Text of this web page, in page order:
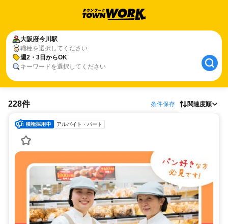
大阪府今川駅
職種を選択してください
週2・3日からOK
キーワードを選択してください
228件 条件保存 関連度順
アルバイト・パート